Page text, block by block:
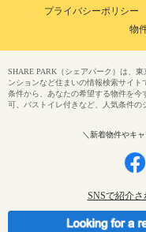
プライバシーポリシー
物
SHARE PARK（シェアパーク）は、
ンションなど住まいの情報検索サイ
条件から、あなたの希望する物件を
可、バストイレ付きなど、人気条件の
＼新着物件やキ
SNSで紹介